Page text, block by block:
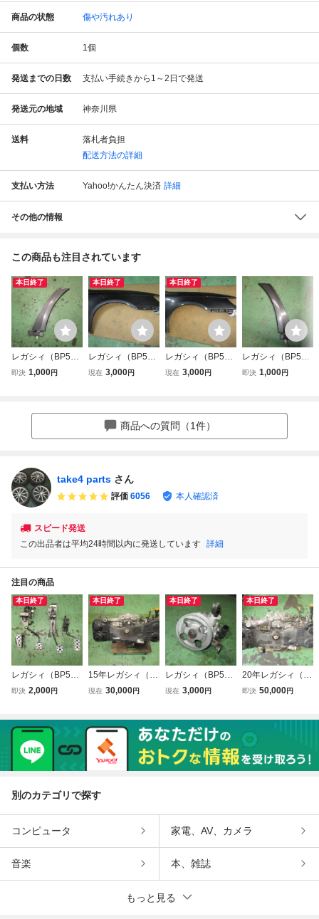
商品の状態 傷や汚れあり
個数 1個
発送までの日数 支払い手続きから1～2日で発送
発送元の地域 神奈川県
送料
落札者負担
配送方法の詳細
支払い方法 Yahoo!かんたん決済 詳細
その他の情報
この商品も注目されています
本日終了
レガシィ（BP5・
BL5） 左リアク
即決 1,000円
本日終了
レガシィ（BP5・
BL５） 右フロン
現在 3,000円
本日終了
レガシィ（BP5・
BL5） 右フロン
現在 3,000円
レガシィ（BP5・
BL5） 右リアク
即決 1,000円
商品への質問（1件）
take4 parts さん
評価 6056 本人確認済
スピード発送
この出品者は平均24時間以内に発送しています 詳細
注目の商品
本日終了
レガシィ（BP5・
BL5）GTspecB
即決 2,000円
本日終了
15年レガシィ（B
P5・BL5）GT
現在 30,000円
本日終了
レガシィ（BP5・
BL5）GT パワス
現在 3,000円
本日終了
20年レガシィ（B
P5・BL5）GTspe
即決 50,000円
別のカテゴリで探す
コンピュータ 家電、AV、カメラ
音楽 本、雑誌
もっと見る